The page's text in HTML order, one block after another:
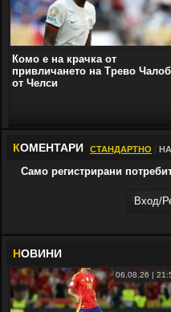
Комо е на крачка от
привличането на Трево
от Челси
КОМЕНТАРИ СТАНДАРТНО
Само регистрирани
Вход/
НОВИНИ
06.08.26 |